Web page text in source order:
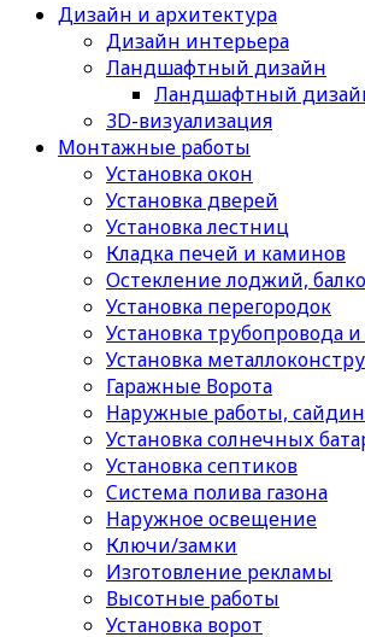
Дизайн и архитектура
Дизайн интерьера
Ландшафтный дизайн
Ландшафтный
3D-визуализация
Монтажные работы
Установка окон
Установка дверей
Установка лестниц
Кладка печей и каминов
Остекление лоджий,
Установка перегородок
Установка трубопровода
Установка
Гаражные Ворота
Наружные работы,
Установка солнечных
Установка септиков
Cистема полива газона
Наружное освещение
Ключи/замки
Изготовление рекламы
Высотные работы
Установка ворот